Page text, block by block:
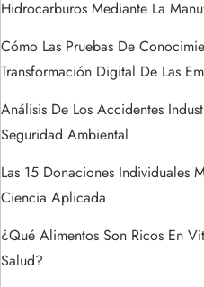
d
e
e
n
t
r
Hidrocarburos Mediante La
Cómo Las Pruebas De
Transformación Digital De Las
Análisis De Los Accidentes
Seguridad Ambiental
Las 15 Donaciones Individuales
Ciencia Aplicada
¿Qué Alimentos Son Ricos En
Salud?